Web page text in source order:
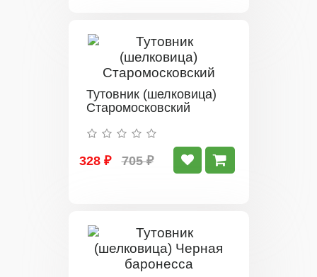
Тутовник (шелковица)
Старомосковский
328 ₽ 705 ₽